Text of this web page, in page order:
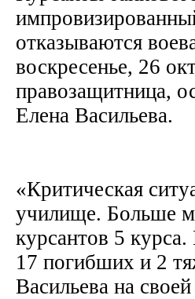
отказываются
воскресенье, 26
правозащитница,
Елена Васильева.
«Критическая
училище. Больше
курсантов 5
17 погибших и 2
Васильева на